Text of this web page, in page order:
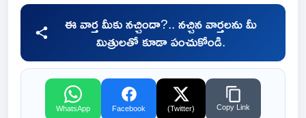
ఈ వార్త మీకు నచ్చిందా?.. నచ్చిన వార్తలను మీ
మిత్రులతో కూడా పంచుకోండి.
WhatsApp Facebook (Twitter) Copy Link